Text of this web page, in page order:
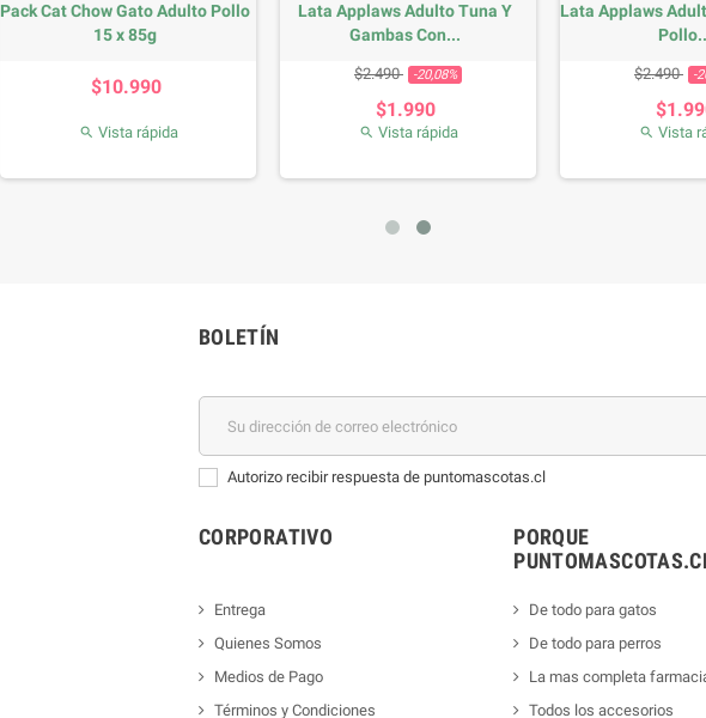
Pack Cat Chow Gato Adulto Pollo
15 x 85g
$10.990
 Vista rápida
Lata Applaws Adulto Tuna Y
Gambas Con...
Precio base
$2.490 -20,08% Precio
$1.990
 Vista rápida
Lata Applaws
Precio
$2.490 -
 Vista
BOLETÍN
Autorizo recibir respuesta de puntomascotas.cl
CORPORATIVO
Entrega
Quienes Somos
Medios de Pago
Términos y Condiciones
PORQUE
De todo para gatos
De todo para perros
La mas completa
Todos los accesorios